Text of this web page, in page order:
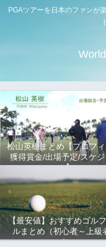
PGAツアーを日本のファンが
松山英樹まとめ【プロフ
獲得賞金/出場予定/スケ
ル】
【最安値】おすすめゴル
ルまとめ（初心者～上級
で）